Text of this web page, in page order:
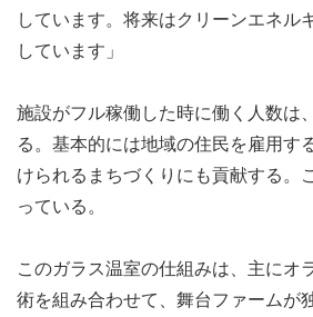
しています。将来はクリーンエネ
しています」
施設がフル稼働した時に働く人数は
る。基本的には地域の住民を雇用す
けられるまちづくりにも貢献する。
っている。
このガラス温室の仕組みは、主にオ
術を組み合わせて、舞台ファームが